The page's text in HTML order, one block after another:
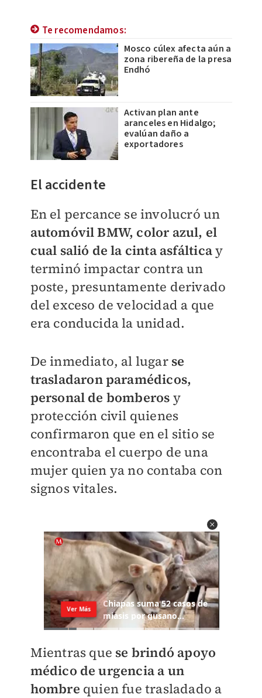
Te recomendamos:
Mosco cúlex afecta aún a
zona ribereña de la presa
Endhó
Activan plan ante
aranceles en Hidalgo;
evalúan daño a
exportadores
El accidente
En el percance se involucró un
automóvil BMW, color azul, el
cual salió de la cinta asfálticay
terminó impactar contra un
poste, presuntamente derivado
del exceso de velocidad a que
era conducida la unidad.
De inmediato, al lugar se
trasladaron paramédicos,
personal de bomberos y
protección civil quienes
confirmaron que en el sitio se
encontraba el cuerpo de una
mujer quien ya no contaba con
signos vitales.
Mientras que se brindó apoyo
médico de urgencia a un
hombre quien fue trasladado a